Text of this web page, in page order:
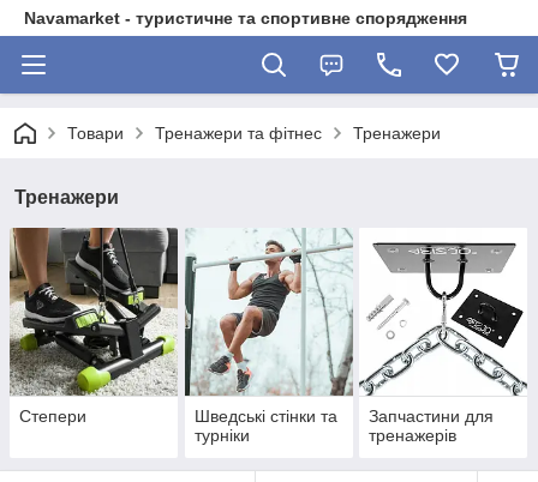
Navamarket - туристичне та спортивне спорядження
Товари Тренажери та фітнес Тренажери
Тренажери
Степери
Шведські стінки та
турніки
Запчастини для
тренажерів